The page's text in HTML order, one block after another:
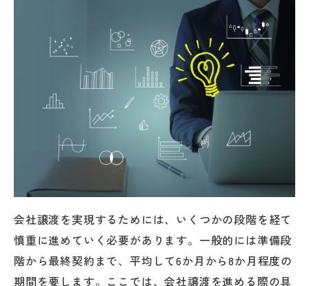
会社譲渡を実現するためには、いくつかの段階を経て
慎重に進めていく必要があります。一般的には準備段
階から最終契約まで、平均して6か月から8か月程度の
期間を要します。ここでは、会社譲渡を進める際の具